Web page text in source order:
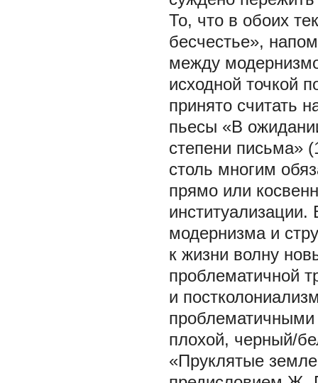
То, что в обоих
бесчестье»,
между
исходной точкой
принято считать
пьесы «В
степени письма»
столь многим
прямо или
модернизма и
к жизни волну
проблематичной
и
проблематичными
плохой, черный/
«Пруклятые